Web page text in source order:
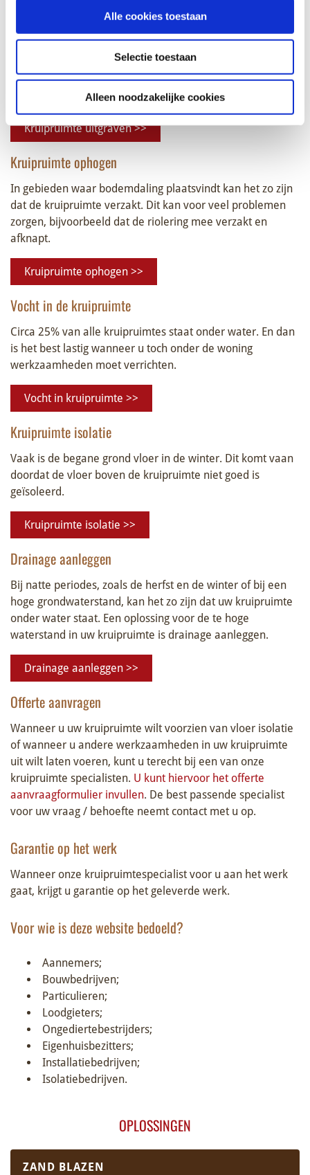
Alle cookies toestaan
Selectie toestaan
Alleen noodzakelijke cookies
OPLOSSINGEN
ZAND BLAZEN
Kruipruimte uitgraven
Bij een te ondiepe of helemaal geen kruipruimte, kan het
noodzakelijk of gewenst zijn om deze uit te diepen. Om
werkzaamheden uit te voeren is er minimaal 40
centimeter ruimte nodig.
Kruipruimte uitgraven >>
Kruipruimte ophogen
In gebieden waar bodemdaling plaatsvindt kan het zo zijn
dat de kruipruimte verzakt. Dit kan voor veel problemen
zorgen, bijvoorbeeld dat de riolering mee verzakt en
afknapt.
Kruipruimte ophogen >>
Vocht in de kruipruimte
Circa 25% van alle kruipruimtes staat onder water. En dan
is het best lastig wanneer u toch onder de woning
werkzaamheden moet verrichten.
Vocht in kruipruimte >>
Kruipruimte isolatie
Vaak is de begane grond vloer in de winter. Dit komt vaan
doordat de vloer boven de kruipruimte niet goed is
geïsoleerd.
Kruipruimte isolatie >>
Drainage aanleggen
Bij natte periodes, zoals de herfst en de winter of bij een
hoge grondwaterstand, kan het zo zijn dat uw kruipruimte
onder water staat. Een oplossing voor de te hoge
waterstand in uw kruipruimte is drainage aanleggen.
Drainage aanleggen >>
Offerte aanvragen
Wanneer u uw kruipruimte wilt voorzien van vloer isolatie
of wanneer u andere werkzaamheden in uw kruipruimte
uit wilt laten voeren, kunt u terecht bij een van onze
kruipruimte specialisten. U kunt hiervoor het offerte
aanvraagformulier invullen. De best passende specialist
voor uw vraag / behoefte neemt contact met u op.
Garantie op het werk
Wanneer onze kruipruimtespecialist voor u aan het werk
gaat, krijgt u garantie op het geleverde werk.
Voor wie is deze website bedoeld?
Aannemers;
Bouwbedrijven;
Particulieren;
Loodgieters;
Ongediertebestrijders;
Eigenhuisbezitters;
Installatiebedrijven;
Isolatiebedrijven.